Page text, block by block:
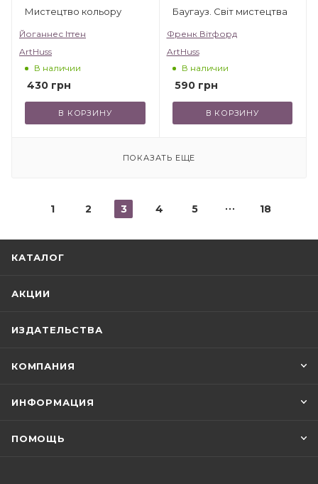
Мистецтво кольору
Йоганнес Іттен
ArtHuss
В наличии
430 грн
В КОРЗИНУ
Баугауз. Світ мистецтва
Френк Вітфорд
ArtHuss
В наличии
590грн
В КОРЗИНУ
ПОКАЗАТЬ ЕЩЕ
1 2 3 4 5 18
КАТАЛОГ
АКЦИИ
ИЗДАТЕЛЬСТВА
КОМПАНИЯ
ИНФОРМАЦИЯ
ПОМОЩЬ